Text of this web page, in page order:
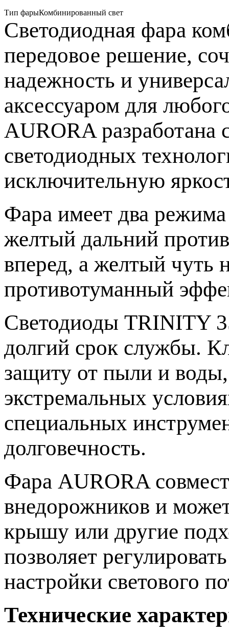
Тип фарыКомбинированный свет
Светодиодная фара
передовое решение,
надежность и
аксессуаром для
AURORA разработана
светодиодных
исключительную
Фара имеет два
желтый дальний
вперед, а желтый чуть
противотуманный
Светодиоды TRINITY
долгий срок службы.
защиту от пыли и воды,
экстремальных
специальных
долговечность.
Фара AURORA
внедорожников и
крышу или другие
позволяет
настройки светового
Технические